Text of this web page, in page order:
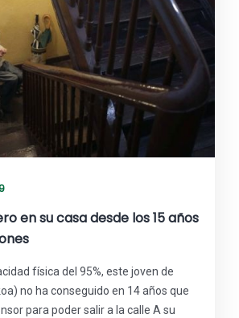
en su casa desde los 15 años
física del 95%, este joven de
no ha conseguido en 14 años que
para poder salir a la calle A su